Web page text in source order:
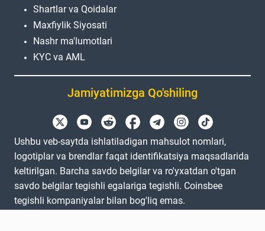
Shartlar va Qoidalar
Maxfiylik Siyosati
Nashr ma'lumotlari
KYC va AML
Jamiyatimizga Qo'shiling
Ushbu veb-saytda ishlatiladigan mahsulot nomlari,
logotiplar va brendlar faqat identifikatsiya maqsadlarida
keltirilgan. Barcha savdo belgilar va ro'yxatdan o'tgan
savdo belgilar tegishli egalariga tegishli. Coinsbee
tegishli kompaniyalar bilan bog'liq emas.